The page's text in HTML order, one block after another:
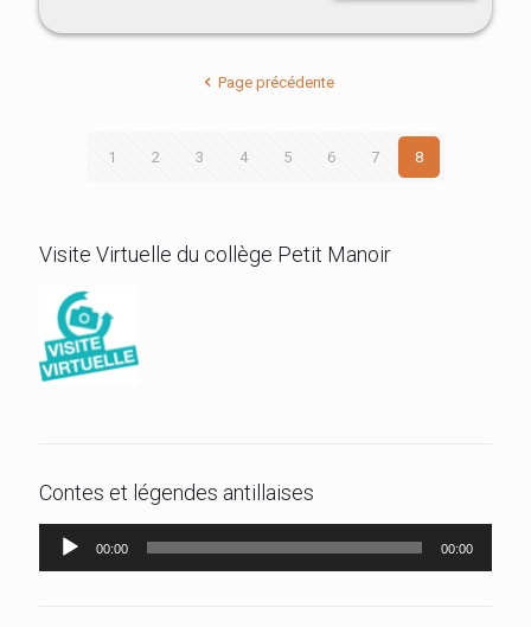
Page précédente
1 2 3 4 5 6 7 8
Visite Virtuelle du collège Petit Manoir
Contes et légendes antillaises
Lecteur
audio
00:00 00:00